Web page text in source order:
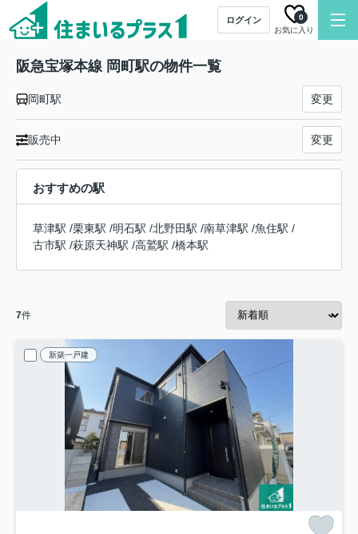
ログイン
お気に入り
0
阪急宝塚本線 岡町駅の物件一覧
岡町駅 変更
販売中 変更
おすすめの駅
草津駅 /栗東駅 /明石駅 /北野田駅 /南草津駅 /魚住駅 /
古市駅 /萩原天神駅 /高鷲駅 /橋本駅
7件
新築一戸建